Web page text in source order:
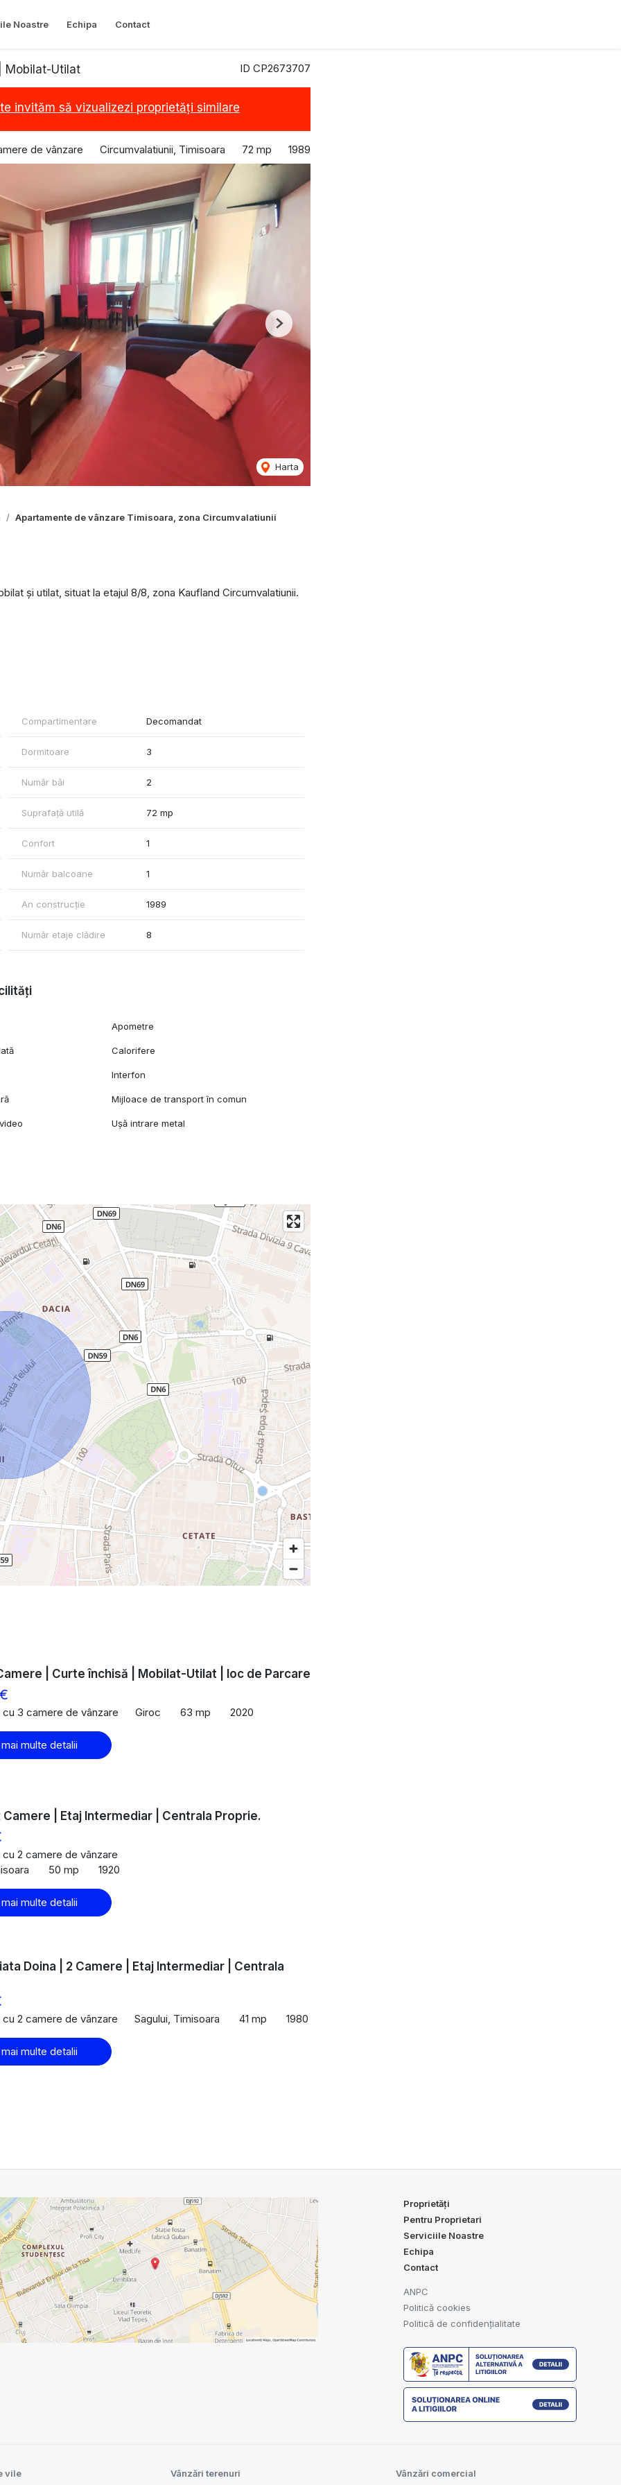
Noastre Echipa Contact
ID CP2673707
Mobilat-Utilat
te invităm să vizualizezi proprietăți similare
de vânzare Circumvalatiunii, Timisoara 72 mp 1989
Harta
Next
Apartamente de vânzare Timisoara, zona Circumvalatiunii
și utilat, situat la etajul 8/8, zona Kaufland Circumvalatiunii.
de interes
(pregătit pentru închiriere).
Compartimentare Decomandat
Dormitoare 3
Număr băi 2
Suprafață utilă 72 mp
Confort 1
Număr balcoane 1
An construcție 1989
Număr etaje clădire 8
Apometre
Calorifere
Interfon
Mijloace de transport în comun
Ușă intrare metal
| Curte închisă | Mobilat-Utilat | loc de Parcare
3 camere de vânzare Giroc 63 mp 2020
multe detalii
Camere | Etaj Intermediar | Centrala Proprie.
2 camere de vânzare
50 mp 1920
multe detalii
Doina | 2 Camere | Etaj Intermediar | Centrala
2 camere de vânzare Sagului, Timisoara 41 mp 1980
multe detalii
Proprietăți
Pentru Proprietari
Serviciile Noastre
Echipa
Contact
ANPC
Politică cookies
Politică de confidențialitate
vile Vânzări terenuri Vânzări comercial